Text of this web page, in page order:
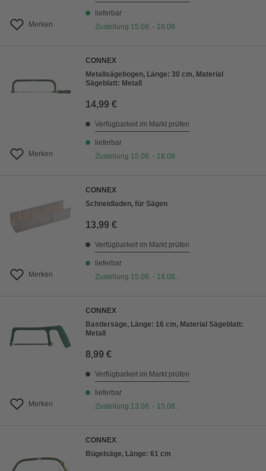
Merken
lieferbar
Zustellung 15.08. - 18.08.
Merken
CONNEX
Metallsägebogen, Länge: 30 cm, Material
Sägeblatt: Metall
14,99 €
Verfügbarkeit im Markt prüfen
lieferbar
Zustellung 15.08. - 18.08.
Merken
CONNEX
Schneidladen, für Sägen
13,99 €
Verfügbarkeit im Markt prüfen
lieferbar
Zustellung 15.08. - 18.08.
Merken
CONNEX
Bastlersäge, Länge: 16 cm, Material Sägeblatt:
Metall
8,99 €
Verfügbarkeit im Markt prüfen
lieferbar
Zustellung 13.08. - 15.08.
CONNEX
Bügelsäge, Länge: 61 cm